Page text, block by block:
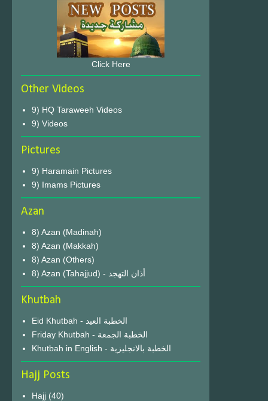
Click Here
Other Videos
9) HQ Taraweeh Videos
9) Videos
Pictures
9) Haramain Pictures
9) Imams Pictures
Azan
8) Azan (Madinah)
8) Azan (Makkah)
8) Azan (Others)
8) Azan (Tahajjud) - أذان التهجد
Khutbah
Eid Khutbah - الخطبة العيد
Friday Khutbah - الخطبة الجمعة
Khutbah in English - الخطبة بالانجليزية
Hajj Posts
Hajj (40)